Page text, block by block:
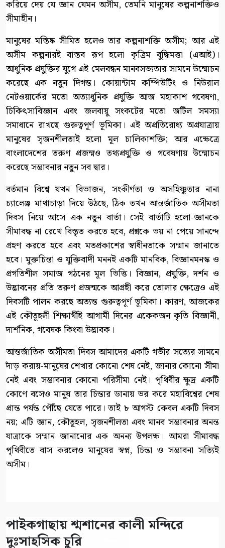
করিয়ে দেয় যে জ্ঞান যেমন অসীম, তেমনি মানুষের কল্পনাশক্তিও
সীমাহীন।
মানুষের মস্তিষ্ক সীমিত হলেও তার কল্পনাশক্তি অসীম; আর এই
অসীম কল্পনারই বাস্তব রূপ হলো কৃত্রিম বুদ্ধিমত্তা (এআই)।
আধুনিক প্রযুক্তির যুগে এই মেলবন্ধন মানবসভ্যতার সামনে উন্মোচন
করেছে এক নতুন দিগন্ত। কোয়ান্টাম কম্পিউটিং ও নিউরাল
নেটওয়ার্কের মতো অত্যাধুনিক প্রযুক্তি আজ মহাকাশ গবেষণা,
চিকিৎসাবিজ্ঞান এবং জলবায়ু সংকটের মতো জটিল সমস্যা
সমাধানে রাখছে গুরুত্বপূর্ণ ভূমিকা। এই অপ্রতিরোধ্য অগ্রযাত্রায়
মানুষের সৃজনশীলতাই হলো মূল চালিকাশক্তি; আর এক্ষেত্রে
বাংলাদেশের তরুণ প্রজন্মও তথ্যপ্রযুক্তি ও গবেষণায় উন্মোচন
করেছে সম্ভাবনার নতুন সব দ্বার।
বর্তমান বিশ্বে যখন বিভাজন, সংকীর্ণতা ও অসহিষ্ণুতার নানা
চ্যালেঞ্জ মাথাচাড়া দিয়ে উঠছে, ঠিক তখন আন্তর্জাতিক অসীমতা
দিবস নিয়ে আসে এক নতুন বার্তা। সেই বার্তাটি হলো-জ্ঞানকে
সীমাবদ্ধ না রেখে বিস্তৃত করতে হবে, প্রশ্নকে ভয় না পেয়ে সানন্দে
গ্রহণ করতে হবে এবং মতপ্রকাশের স্বাধীনতাকে সম্মান জানাতে
হবে। মুক্তচিন্তা ও যুক্তিবাদী মননই একটি মানবিক, বিজ্ঞানমনস্ক ও
প্রগতিশীল সমাজ গঠনের মূল ভিত্তি। বিজ্ঞান, প্রযুক্তি, দর্শন ও
উদ্ভাবনের প্রতি তরুণ প্রজন্মকে আগ্রহী করে তোলার ক্ষেত্রেও এই
দিবসটি পালন করছে অত্যন্ত গুরুত্বপূর্ণ ভূমিকা। কারণ, আজকের
এই কৌতূহলী শিক্ষার্থীই আগামী দিনের একেকজন কৃতি বিজ্ঞানী,
দার্শনিক, গবেষক কিংবা উদ্ভাবক।
আন্তর্জাতিক অসীমতা দিবস আমাদের একটি গভীর সত্যের সামনে
দাঁড় করায়-মানুষের শেখার কোনো শেষ নেই, জানার কোনো সীমা
নেই এবং সম্ভাবনার কোনো পরিসীমা নেই। পৃথিবীর ক্ষুদ্র একটি
কোণে বসেও মানুষ তার চিন্তার ডানায় ভর করে মহাবিশ্বের শেষ
প্রান্ত পর্যন্ত পৌঁছে যেতে পারে। তাই ৮ আগস্ট কেবল একটি দিবস
নয়; এটি জ্ঞান, কৌতূহল, সৃজনশীলতা এবং মানব সম্ভাবনার অনন্ত
যাত্রাকে সম্মান জানানোর এক অনন্য উপলক্ষ। আমরা সীমাবদ্ধ
পৃথিবীতে বাস করলেও মানুষের স্বপ্ন, চিন্তা ও সম্ভাবনা সত্যিই
অসীম।
পাইকগাছায় শ্মশানের কালী মন্দিরে
দুঃসাহসিক চুরি